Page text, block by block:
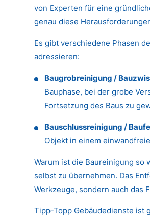
von Experten für eine
genau diese
Es gibt verschiedene Phasen
adressieren:
Baugrobreinigung /
Bauphase, bei der grobe
Fortsetzung des Baus zu
Bauschlussreinigung /
Objekt in einem
Warum ist die Baureinigung so
selbst zu übernehmen. Das
Werkzeuge, sondern auch das
Tipp-Topp Gebäudedienste ist